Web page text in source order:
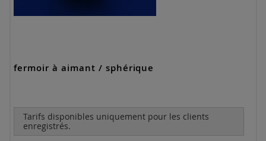
fermoir à aimant / sphérique
Tarifs disponibles uniquement pour les clients
enregistrés.